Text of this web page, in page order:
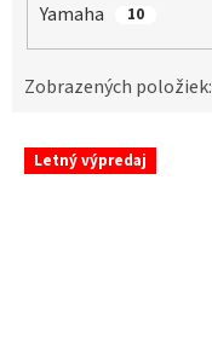
Yamaha 10
Zobrazených položiek:
V Letný výpredaj